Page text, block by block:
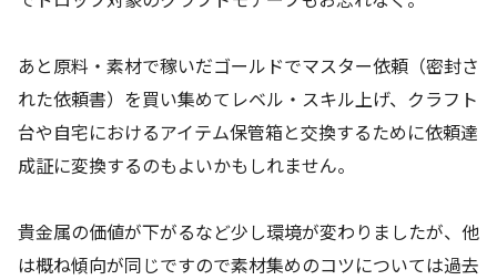
あと原料・素材で稼いだゴールドでマスター依頼（密封さ
れた依頼書）を買い集めてレベル・スキル上げ、クラフト
台や自宅におけるアイテム保管箱と交換するために依頼達
成証に変換するのもよいかもしれません。
貴金属の価値が下がるなど少し環境が変わりましたが、他
は概ね傾向が同じですので素材集めのコツについては過去